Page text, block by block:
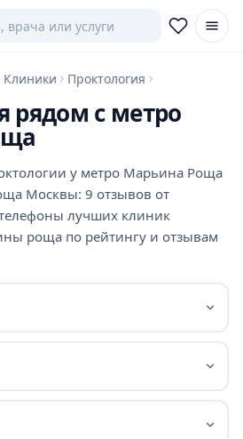
Клиники Проктология
рядом с метро
у метро Марьина Роща
Москвы: 9 отзывов от
лучших клиник
роща по рейтингу и отзывам